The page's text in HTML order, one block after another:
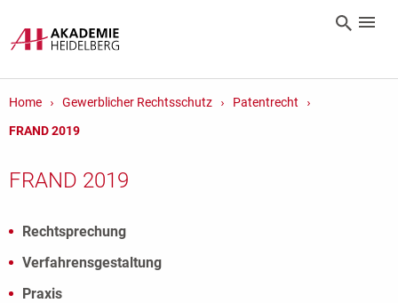
Home Gewerblicher Rechtsschutz
Patentrecht
FRAND 2019
FRAND 2019
Rechtsprechung
Verfahrensgestaltung
Praxis